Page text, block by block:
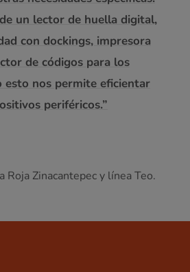
un lector de huella digital,
con dockings, impresora
de códigos para los
esto nos permite eficientar
periféricos.”
Roja Zinacantepec y línea Teo.